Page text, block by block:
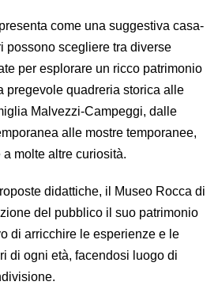
come una suggestiva casa-
possono scegliere tra diverse
per esplorare un ricco patrimonio
pregevole quadreria storica alle
Malvezzi-Campeggi, dalle
alle mostre temporanee,
molte altre curiosità.
didattiche, il Museo Rocca di
del pubblico il suo patrimonio
di arricchire le esperienze e le
di ogni età, facendosi luogo di